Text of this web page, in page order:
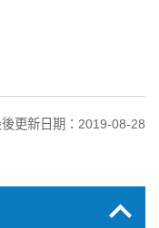
更新日期：2019-08-28